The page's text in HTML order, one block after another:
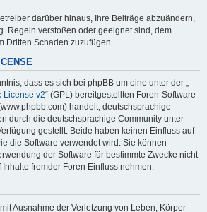
darüber hinaus, Ihre Beiträge abzuändern,
Regeln verstoßen oder geeignet sind, dem
Dritten Schaden zuzufügen.
dass es sich bei phpBB um eine unter der „
License v2“ (GPL) bereitgestellten Foren-Software
handelt; deutschsprachige
durch die deutschsprachige Community unter
gestellt. Beide haben keinen Einfluss auf
die Software verwendet wird. Sie können
der Software für bestimmte Zwecke nicht
fremder Foren Einfluss nehmen.
Ausnahme der Verletzung von Leben, Körper